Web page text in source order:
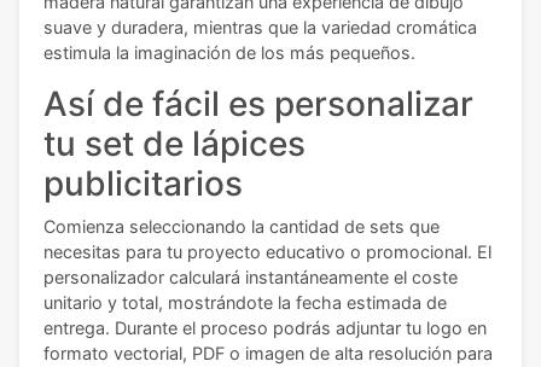
suave y duradera, mientras que la variedad cromática
estimula la imaginación de los más pequeños.
Así de fácil es personalizar
tu set de lápices
publicitarios
Comienza seleccionando la cantidad de sets que
necesitas para tu proyecto educativo o promocional. El
personalizador calculará instantáneamente el coste
unitario y total, mostrándote la fecha estimada de
entrega. Durante el proceso podrás adjuntar tu logo en
formato vectorial, PDF o imagen de alta resolución para